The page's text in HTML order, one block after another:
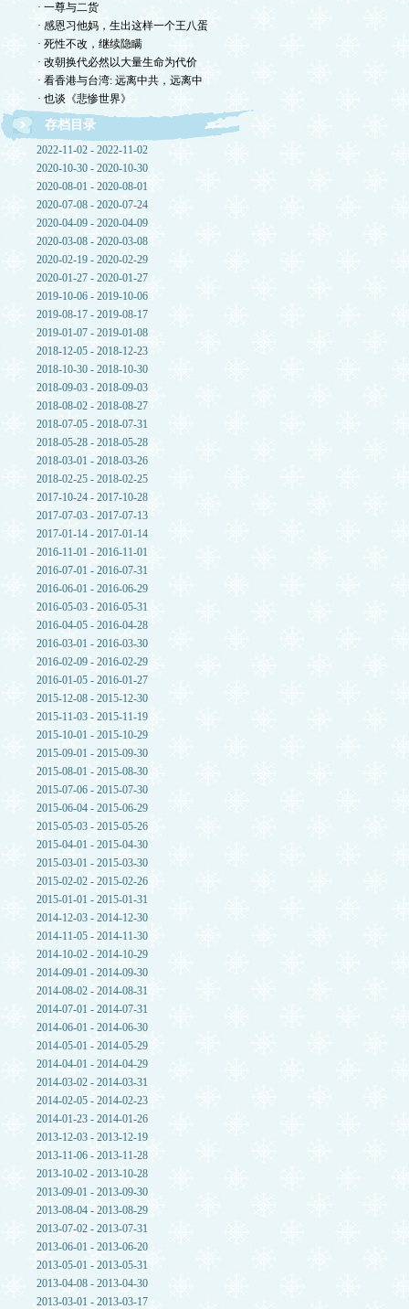
· 一尊与二货
· 感恩习他妈，生出这样一个王八蛋
· 死性不改，继续隐瞒
· 改朝换代必然以大量生命为代价
· 看香港与台湾: 远离中共，远离中
· 也谈《悲惨世界》
存档目录
2022-11-02 - 2022-11-02
2020-10-30 - 2020-10-30
2020-08-01 - 2020-08-01
2020-07-08 - 2020-07-24
2020-04-09 - 2020-04-09
2020-03-08 - 2020-03-08
2020-02-19 - 2020-02-29
2020-01-27 - 2020-01-27
2019-10-06 - 2019-10-06
2019-08-17 - 2019-08-17
2019-01-07 - 2019-01-08
2018-12-05 - 2018-12-23
2018-10-30 - 2018-10-30
2018-09-03 - 2018-09-03
2018-08-02 - 2018-08-27
2018-07-05 - 2018-07-31
2018-05-28 - 2018-05-28
2018-03-01 - 2018-03-26
2018-02-25 - 2018-02-25
2017-10-24 - 2017-10-28
2017-07-03 - 2017-07-13
2017-01-14 - 2017-01-14
2016-11-01 - 2016-11-01
2016-07-01 - 2016-07-31
2016-06-01 - 2016-06-29
2016-05-03 - 2016-05-31
2016-04-05 - 2016-04-28
2016-03-01 - 2016-03-30
2016-02-09 - 2016-02-29
2016-01-05 - 2016-01-27
2015-12-08 - 2015-12-30
2015-11-03 - 2015-11-19
2015-10-01 - 2015-10-29
2015-09-01 - 2015-09-30
2015-08-01 - 2015-08-30
2015-07-06 - 2015-07-30
2015-06-04 - 2015-06-29
2015-05-03 - 2015-05-26
2015-04-01 - 2015-04-30
2015-03-01 - 2015-03-30
2015-02-02 - 2015-02-26
2015-01-01 - 2015-01-31
2014-12-03 - 2014-12-30
2014-11-05 - 2014-11-30
2014-10-02 - 2014-10-29
2014-09-01 - 2014-09-30
2014-08-02 - 2014-08-31
2014-07-01 - 2014-07-31
2014-06-01 - 2014-06-30
2014-05-01 - 2014-05-29
2014-04-01 - 2014-04-29
2014-03-02 - 2014-03-31
2014-02-05 - 2014-02-23
2014-01-23 - 2014-01-26
2013-12-03 - 2013-12-19
2013-11-06 - 2013-11-28
2013-10-02 - 2013-10-28
2013-09-01 - 2013-09-30
2013-08-04 - 2013-08-29
2013-07-02 - 2013-07-31
2013-06-01 - 2013-06-20
2013-05-01 - 2013-05-31
2013-04-08 - 2013-04-30
2013-03-01 - 2013-03-17